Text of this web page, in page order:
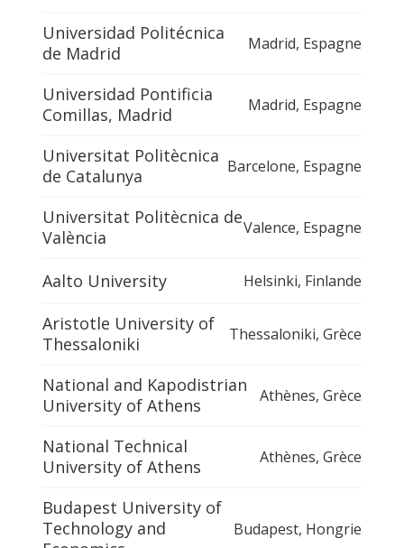
Universidad Politécnica
de Madrid
Madrid, Espagne
Universidad Pontificia
Comillas, Madrid
Madrid, Espagne
Universitat Politècnica
de Catalunya
Barcelone, Espagne
Universitat Politècnica de
València
Valence, Espagne
Aalto University Helsinki, Finlande
Aristotle University of
Thessaloniki
Thessaloniki, Grèce
National and Kapodistrian
University of Athens
Athènes, Grèce
National Technical
University of Athens
Athènes, Grèce
Budapest University of
Technology and
Budapest, Hongrie